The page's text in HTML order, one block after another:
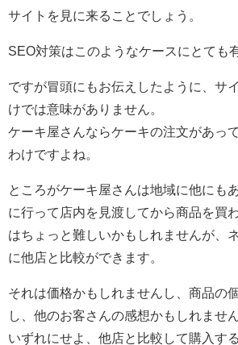
サイトを見に来ることでしょう。
SEO対策はこのようなケースにとても
ですが冒頭にもお伝えしたように、サ
けでは意味がありません。
ケーキ屋さんならケーキの注文があっ
わけですよね。
ところがケーキ屋さんは地域に他にも
に行って店内を見渡してから商品を買
はちょっと難しいかもしれませんが、
に他店と比較ができます。
それは価格かもしれませんし、商品の
し、他のお客さんの感想かもしれません
いずれにせよ、他店と比較して購入す